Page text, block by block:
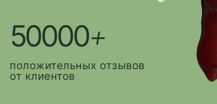
50000+
положительных отзывов
от клиентов